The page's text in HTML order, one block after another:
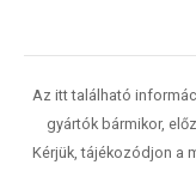
Az itt található
gyártók bármikor,
Kérjük, tájékozódjon a